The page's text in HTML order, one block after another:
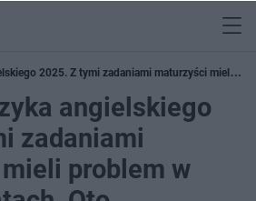
2025. Z tymi zadaniami maturzyści mieli
rozwiązania [GALERIA]
angielskiego
zadaniami
problem w